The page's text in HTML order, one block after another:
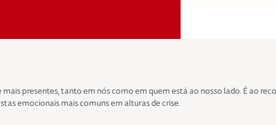
presentes, tanto em nós como em quem está ao nosso lado. É ao
emocionais mais comuns em alturas de crise.